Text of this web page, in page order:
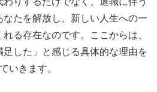
たを解放し、新しい人生への一
る存在なのです。ここからは、
した」と感じる具体的な理由を
いきます。